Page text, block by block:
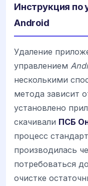
Инструкция по
Android
Удаление
управлением
несколькими
метода зависит
установлено
скачивали ПСБ
процесс
производилась
потребоваться
очистке